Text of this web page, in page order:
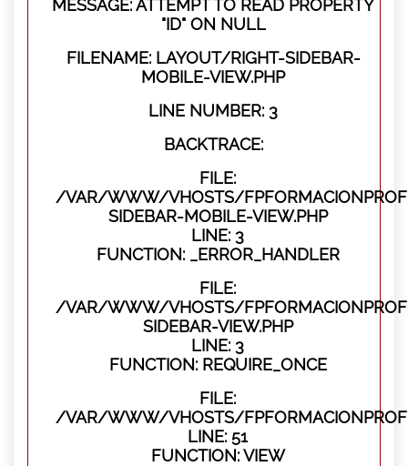
MESSAGE: ATTEMPT TO READ PROPERTY
"ID" ON NULL
FILENAME: LAYOUT/RIGHT-SIDEBAR-
MOBILE-VIEW.PHP
LINE NUMBER: 3
BACKTRACE:
FILE:
/VAR/WWW/VHOSTS/
SIDEBAR-MOBILE-VIEW.PHP
LINE: 3
FUNCTION: _ERROR_HANDLER
FILE:
/VAR/WWW/VHOSTS/
SIDEBAR-VIEW.PHP
LINE: 3
FUNCTION: REQUIRE_ONCE
FILE:
/VAR/WWW/VHOSTS/
LINE: 51
FUNCTION: VIEW